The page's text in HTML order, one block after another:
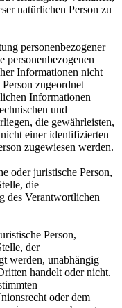
natürlichen Person zu
personenbezogener
personenbezogenen
Informationen nicht
zugeordnet
Informationen
und
die gewährleisten,
einer identifizierten
zugewiesen werden.
oder juristische Person,
die
des Verantwortlichen
Person,
der
werden, unabhängig
handelt oder nicht.
oder dem